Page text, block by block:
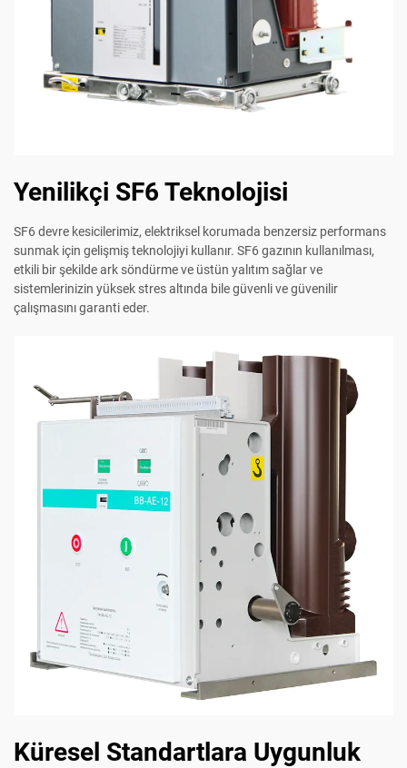
Yenilikçi SF6 Teknolojisi
SF6 devre kesicilerimiz, elektriksel korumada benzersiz performans
sunmak için gelişmiş teknolojiyi kullanır. SF6 gazının kullanılması,
etkili bir şekilde ark söndürme ve üstün yalıtım sağlar ve
sistemlerinizin yüksek stres altında bile güvenli ve güvenilir
çalışmasını garanti eder.
Küresel Standartlara Uygunluk